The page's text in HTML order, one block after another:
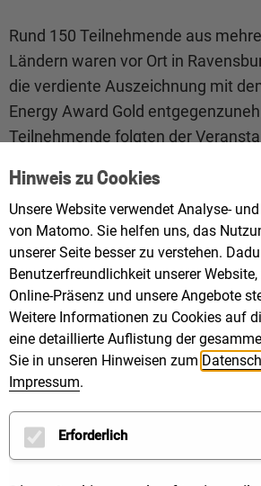
Rund 150 Teilnehmende aus
Ländern waren vor Ort in
die verdiente Auszeichnung mit
Energy Award Gold
Teilnehmende folgten der
Im Vorfeld der
Workshops zu Themen wie
Kommunikation, Nachhaltige
Flächensuffizienz statt. Die
dort international über ihre
nahmen dabei Impulse für den
Richtung Klimaneutralität in ihrer
mit.
Folgende Kommunen aus Baden-
wurden mit dem European Energy
Hinweis zu Cookies
Unsere Website verwendet Analyse-
von Matomo. Sie helfen uns, das
unserer Seite besser zu verstehen.
Benutzerfreundlichkeit unserer
Online-Präsenz und unsere Angebote
Weitere Informationen zu Cookies auf
eine detaillierte Auflistung der
Sie in unseren Hinweisen zum
Impressum.
Erforderlich